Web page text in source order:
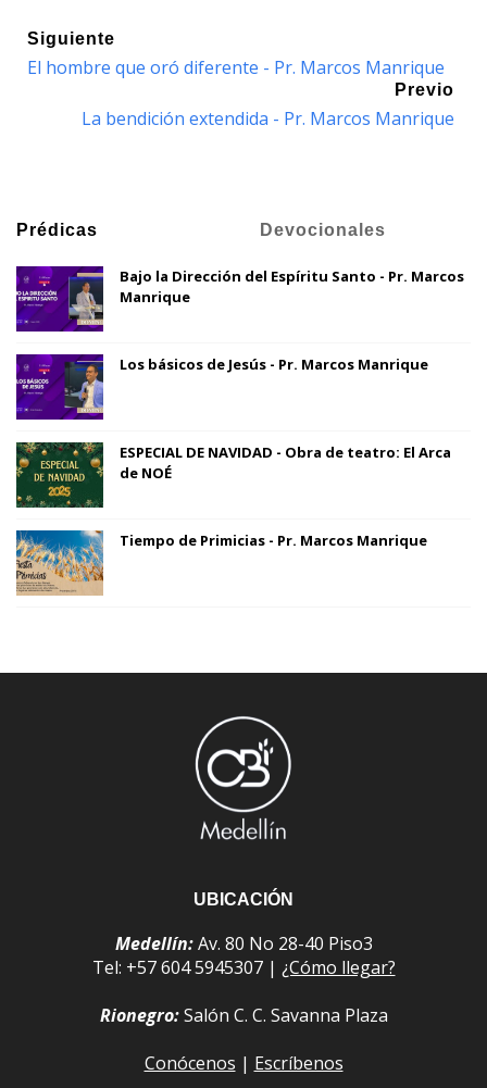
Siguiente
El hombre que oró diferente - Pr. Marcos Manrique
Previo
La bendición extendida - Pr. Marcos Manrique
Prédicas Devocionales
Bajo la Dirección del Espíritu Santo - Pr. Marcos
Manrique
Los básicos de Jesús - Pr. Marcos Manrique
ESPECIAL DE NAVIDAD - Obra de teatro: El Arca
de NOÉ
Tiempo de Primicias - Pr. Marcos Manrique
UBICACIÓN
Medellín:Av. 80 No 28-40 Piso3
Tel: +57 604 5945307 | ¿Cómo llegar?
Rionegro:Salón C. C. Savanna Plaza
Conócenos | Escríbenos